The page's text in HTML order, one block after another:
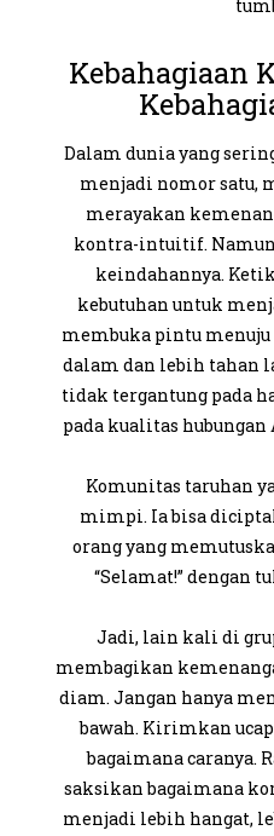
Kebahagiaan
Dalam dunia yang
menjadi nomor satu,
merayakan
kontra-intuitif.
keindahannya.
kebutuhan untuk
membuka pintu
dalam dan lebih tahan
tidak tergantung pada
pada kualitas
Komunitas taruhan
mimpi. Ia bisa
orang yang
“Selamat!” dengan
Jadi, lain kali di
membagikan
diam. Jangan hanya
bawah. Kirimkan
bagaimana caranya.
saksikan bagaimana
menjadi lebih hangat,